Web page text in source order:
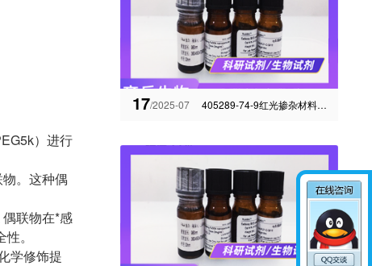
）进行
。这种偶
联物在*感
。
学修饰提
17/2025-07 405289-74-9红光掺杂材料-有机磷光掺杂材料